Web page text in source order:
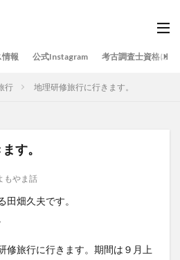
報 公式Instagram 考古調査士資格につ
行 地理研修旅行に行きます。
す。
もやま話
畑久夫です。
修旅行に行きます。期間は９月上